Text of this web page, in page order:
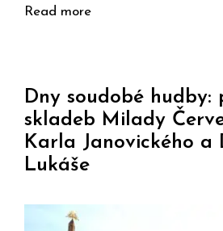
Read more
Dny soudobé hudby:
skladeb Milady
Karla Janovického a
Lukáše